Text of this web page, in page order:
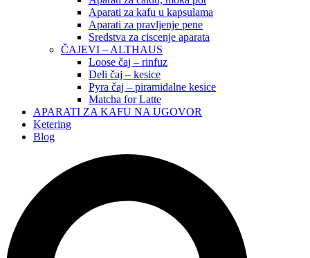
Aparati za kafu u kapsulama
Aparati za pravljenje pene
Sredstva za ciscenje aparata
ČAJEVI – ALTHAUS
Loose čaj – rinfuz
Deli čaj – kesice
Pyra čaj – piramidalne kesice
Matcha for Latte
APARATI ZA KAFU NA UGOVOR
Ketering
Blog